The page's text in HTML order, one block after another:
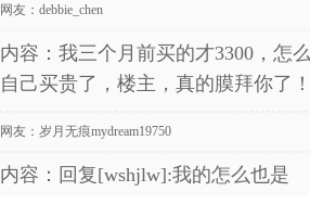
网友： debbie_chen
内容：我三个月前买的才3300，怎
自己买贵了，楼主，真的膜拜你了
网友： 岁月无痕mydream19750
内容：回复[wshjlw]:我的怎么也是